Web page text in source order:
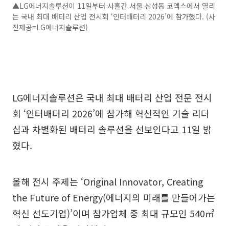
▲LG에너지솔루션이 11일부터 사흘간 서울 삼성동 코엑스에서 열리
는 국내 최대 배터리 산업 전시회 ‘인터배터리 2026’에 참가했다. (사
진제공=LG에너지솔루션)
LG에너지솔루션은 국내 최대 배터리 산업 전문 전시
회 ‘인터배터리 2026’에 참가해 혁신적인 기술 리더
십과 차별화된 배터리 솔루션을 선보인다고 11일 밝
혔다.
올해 전시 주제는 ‘Original Innovator, Creating
the Future of Energy(에너지의 미래를 만들어가는
혁신 선도기업)’이며 참가업체 중 최대 규모인 540㎡